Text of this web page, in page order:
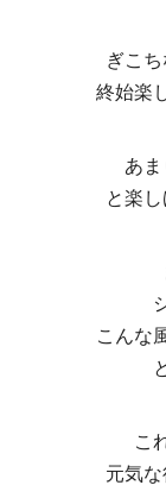
ぎこ
終始楽
あ
と楽
こんな
こ
元気